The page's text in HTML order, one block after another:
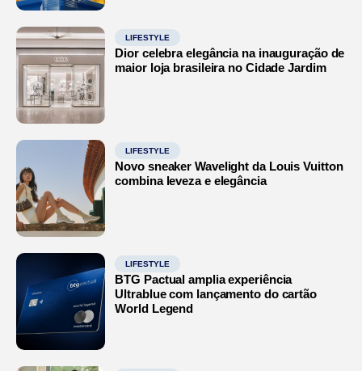
LIFESTYLE
Dior celebra elegância na inauguração de
maior loja brasileira no Cidade Jardim
LIFESTYLE
Novo sneaker Wavelight da Louis Vuitton
combina leveza e elegância
LIFESTYLE
BTG Pactual amplia experiência
Ultrablue com lançamento do cartão
World Legend